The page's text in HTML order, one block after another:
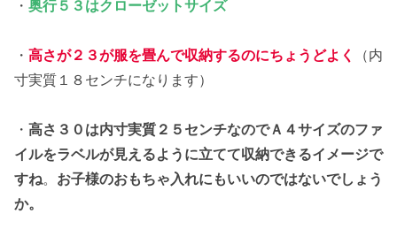
・ 奥行５３はクローゼットサイズ
・ 高さが２３が服を畳んで収納するのにちょうどよく
（内
寸実質１８センチになります）
・ 高さ３０は内寸実質２５センチなのでＡ４サイズのファ
イルをラベルが見えるように立てて収納できるイメージで
すね。 お子様のおもちゃ入れにもいいのではないでしょう
か。